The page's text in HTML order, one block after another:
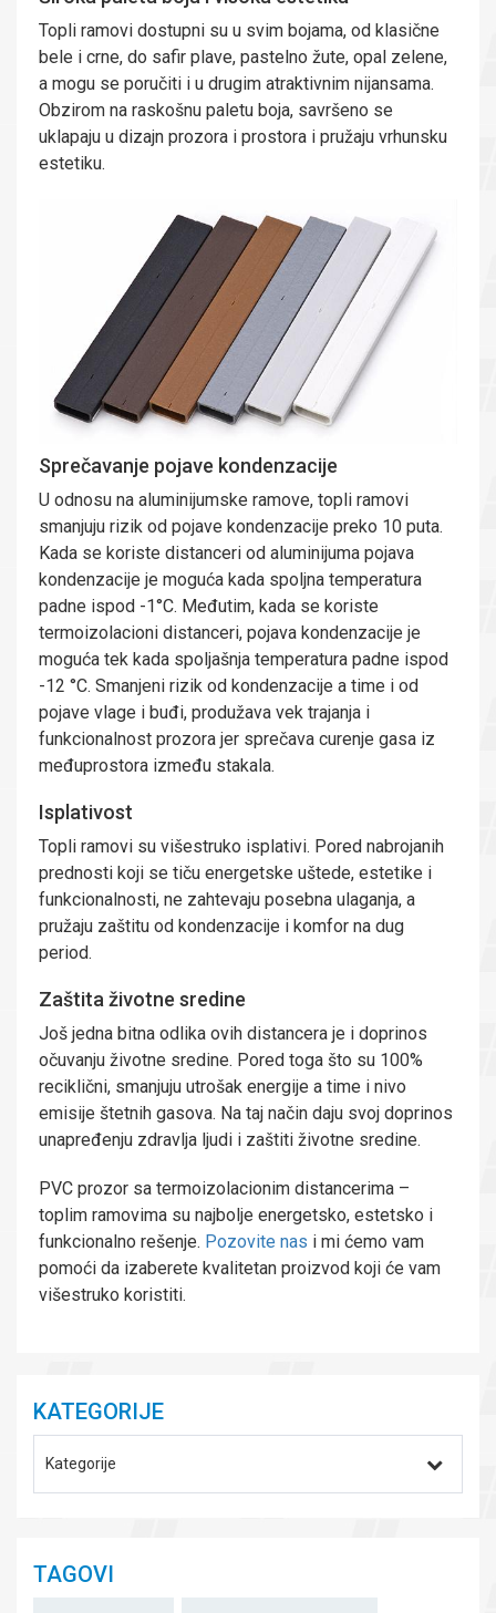
Topli ramovi dostupni su u svim bojama, od klasične
bele i crne, do safir plave, pastelno žute, opal zelene,
a mogu se poručiti i u drugim atraktivnim nijansama.
Obzirom na raskošnu paletu boja, savršeno se
uklapaju u dizajn prozora i prostora i pružaju vrhunsku
estetiku.
Sprečavanje pojave kondenzacije
U odnosu na aluminijumske ramove, topli ramovi
smanjuju rizik od pojave kondenzacije preko 10 puta.
Kada se koriste distanceri od aluminijuma pojava
kondenzacije je moguća kada spoljna temperatura
padne ispod -1°C. Međutim, kada se koriste
termoizolacioni distanceri, pojava kondenzacije je
moguća tek kada spoljašnja temperatura padne ispod
-12 °C. Smanjeni rizik od kondenzacije a time i od
pojave vlage i buđi, produžava vek trajanja i
funkcionalnost prozora jer sprečava curenje gasa iz
međuprostora između stakala.
Isplativost
Topli ramovi su višestruko isplativi. Pored nabrojanih
prednosti koji se tiču energetske uštede, estetike i
funkcionalnosti, ne zahtevaju posebna ulaganja, a
pružaju zaštitu od kondenzacije i komfor na dug
period.
Zaštita životne sredine
Još jedna bitna odlika ovih distancera je i doprinos
očuvanju životne sredine. Pored toga što su 100%
reciklični, smanjuju utrošak energije a time i nivo
emisije štetnih gasova. Na taj način daju svoj doprinos
unapređenju zdravlja ljudi i zaštiti životne sredine.
PVC prozor sa termoizolacionim distancerima –
toplim ramovima su najbolje energetsko, estetsko i
funkcionalno rešenje. Pozovite nas i mi ćemo vam
pomoći da izaberete kvalitetan proizvod koji će vam
višestruko koristiti.
KATEGORIJE
Kategorije
TAGOVI